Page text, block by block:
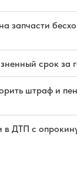
запчасти
срок за
штраф и
в ДТП с